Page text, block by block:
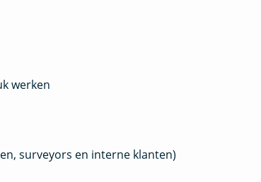
werken
surveyors en interne klanten)